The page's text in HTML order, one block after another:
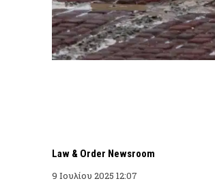
Law & Order Newsroom
9 Ιουλίου 2025 12:07